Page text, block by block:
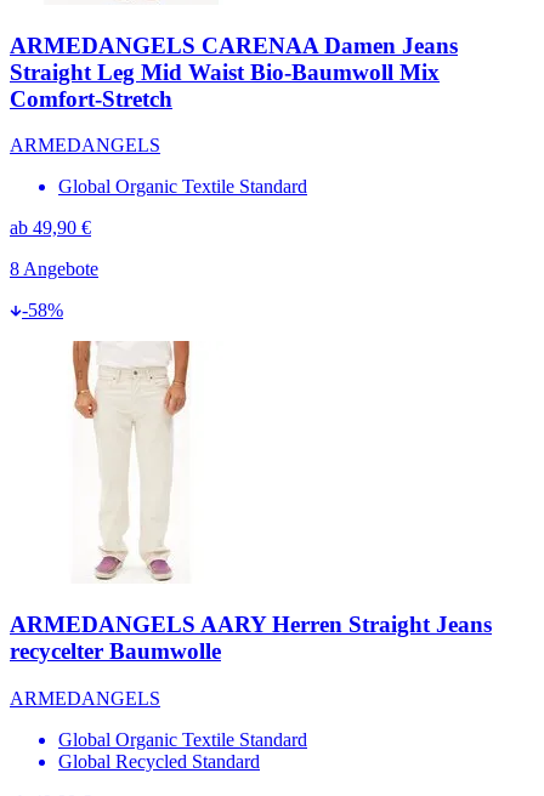
ARMEDANGELS CARENAA Damen Jeans
Straight Leg Mid Waist Bio-Baumwoll Mix
Comfort-Stretch
ARMEDANGELS
Global Organic Textile Standard
ab 49,90 €
8Angebote
-58%
ARMEDANGELS AARY Herren Straight Jeans
recycelter Baumwolle
ARMEDANGELS
Global Organic Textile Standard
Global Recycled Standard